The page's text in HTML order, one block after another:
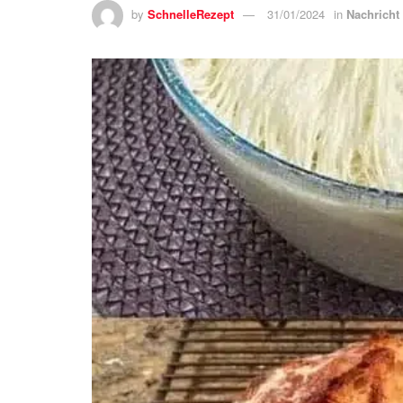
by SchnelleRezept 31/01/2024 in Nachricht